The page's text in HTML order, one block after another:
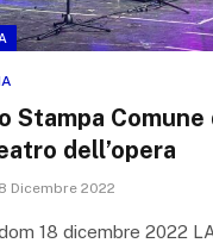
Stampa
dell’opera
Dicembre 2022
18 dicembre 2022